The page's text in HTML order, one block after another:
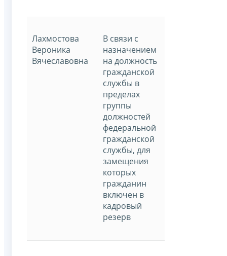
Лахмостова
Вероника
Вячеславовна
В связи с
назначением
на должность
гражданской
службы в
пределах
группы
должностей
федеральной
гражданской
службы, для
замещения
которых
гражданин
включен в
кадровый
резерв